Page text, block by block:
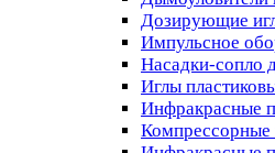
Дозирующие
Импульсное
Насадки-сопло
Иглы
Инфракрасные
Компрессорные